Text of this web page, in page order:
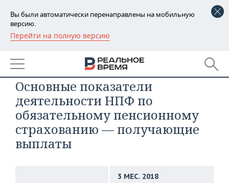
Вы были автоматически перенаправлены на мобильную
версию.
Перейти на полную версию
РЕГИОНЫ
БАШКОРТОСТАН
ТАТАРСТАН
УДМУРТИЯ
НОВОСТИ
АНАЛИТИКА
НОВОСТИ АНАЛИТИКИ
ДЕКЛАРАЦИИ О ДОХОДАХ
ЭКОНОМИКА
НОВОСТИ ЭКОНОМИКИ
ПРОМЫШЛЕННОСТЬ
НОВОСТИ НЕДВИЖИМОСТИ
Основные показатели
деятельности НПФ по
обязательному пенсионному
страхованию — получающие
выплаты
3 МЕС. 2018